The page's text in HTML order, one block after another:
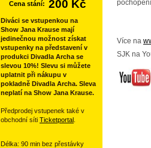
Více na
SJK na
Cena stání: 200 Kč
Diváci se vstupenkou na
Show Jana Krause mají
jedinečnou možnost získat
vstupenky na představení v
produkci Divadla Archa se
slevou 10%! Slevu si můžete
uplatnit při nákupu v
pokladně Divadla Archa. Sleva
neplatí na Show Jana Krause.
Předprodej vstupenek také v
obchodní síti Ticketportal
Délka: 90 min bez přestávky